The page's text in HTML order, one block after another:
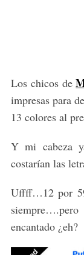
Los chicos de
impresas para
13 colores al
Y mi cabeza
costarían las
Uffff…12 por
encantado ¿eh?